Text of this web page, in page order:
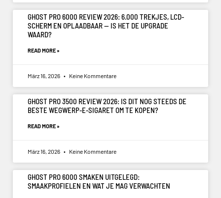
GHOST PRO 6000 REVIEW 2026: 6.000 TREKJES, LCD-
SCHERM EN OPLAADBAAR — IS HET DE UPGRADE
WAARD?
READ MORE »
März 16, 2026 Keine Kommentare
GHOST PRO 3500 REVIEW 2026: IS DIT NOG STEEDS DE
BESTE WEGWERP-E-SIGARET OM TE KOPEN?
READ MORE »
März 16, 2026 Keine Kommentare
GHOST PRO 6000 SMAKEN UITGELEGD:
SMAAKPROFIELEN EN WAT JE MAG VERWACHTEN